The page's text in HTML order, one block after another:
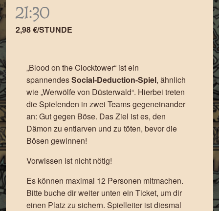
21:30
2,98 €/STUNDE
„Blood on the Clocktower“ ist ein
spannendesSocial-Deduction-Spiel, ähnlich
wie „Werwölfe von Düsterwald“. Hierbei treten
die Spielenden in zwei Teams gegeneinander
an: Gut gegen Böse. Das Ziel ist es, den
Dämon zu entlarven und zu töten, bevor die
Bösen gewinnen!
Vorwissen ist nicht nötig!
Es können maximal 12 Personen mitmachen.
Bitte buche dir weiter unten ein Ticket, um dir
einen Platz zu sichern. Spielleiter ist diesmal